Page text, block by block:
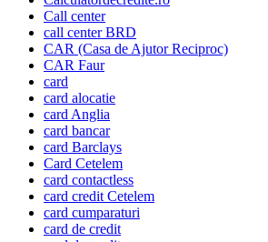
Call center
call center BRD
CAR (Casa de Ajutor Reciproc)
CAR Faur
card
card alocatie
card Anglia
card bancar
card Barclays
Card Cetelem
card contactless
card credit Cetelem
card cumparaturi
card de credit